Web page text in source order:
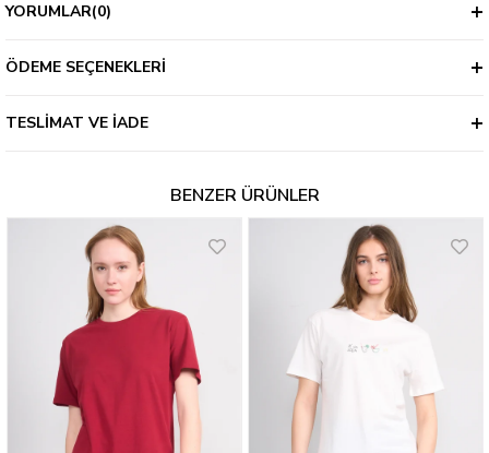
YORUMLAR(0)
ÖDEME SEÇENEKLERI
TESLIMAT VE İADE
BENZER ÜRÜNLER